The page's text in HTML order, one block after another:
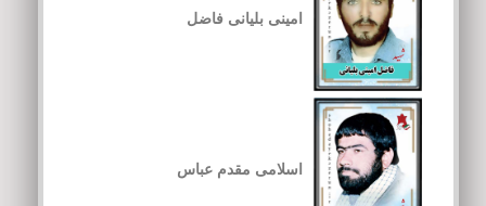
امینی بلیانی فاضل
اسلامی مقدم عباس